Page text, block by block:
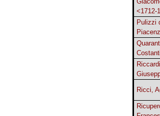
<1712-
Pulizzi
Ricci,